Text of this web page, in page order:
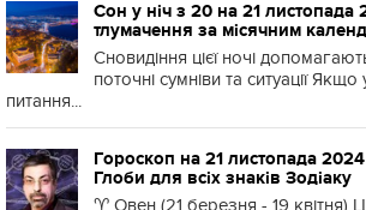
Сон у ніч з 20 на 21 листопада
тлумачення за місячним
Сновидіння цієї ночі
поточні сумніви та ситуації
питання...
Гороскоп на 21 листопада
Глоби для всіх знаків Зодіаку
♈️ Овен (21 березня - 19 квітня)